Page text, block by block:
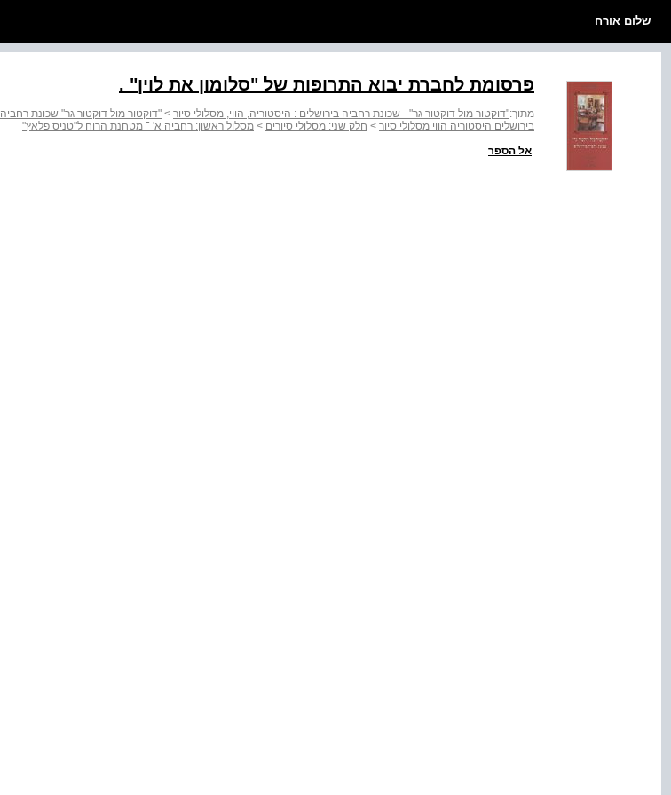
שלום אורח
פרסומת לחברת יבוא התרופות של "סלומון את לוין" .
מתוך:"דוקטור מול דוקטור גר" - שכונת רחביה בירושלים : היסטוריה, הווי, מסלולי סיור > "דוקטור מול דוקטור גר" שכונת רחביה
בירושלים היסטוריה הווי מסלולי סיור > חלק שני: מסלולי סיורים > מסלול ראשון: רחביה א' ־ מטחנת הרוח ל"טניס פלאץ"
אל הספר